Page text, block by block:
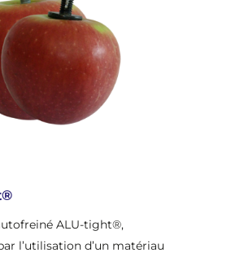
ALU-tight®,
l’utilisation d’un matériau